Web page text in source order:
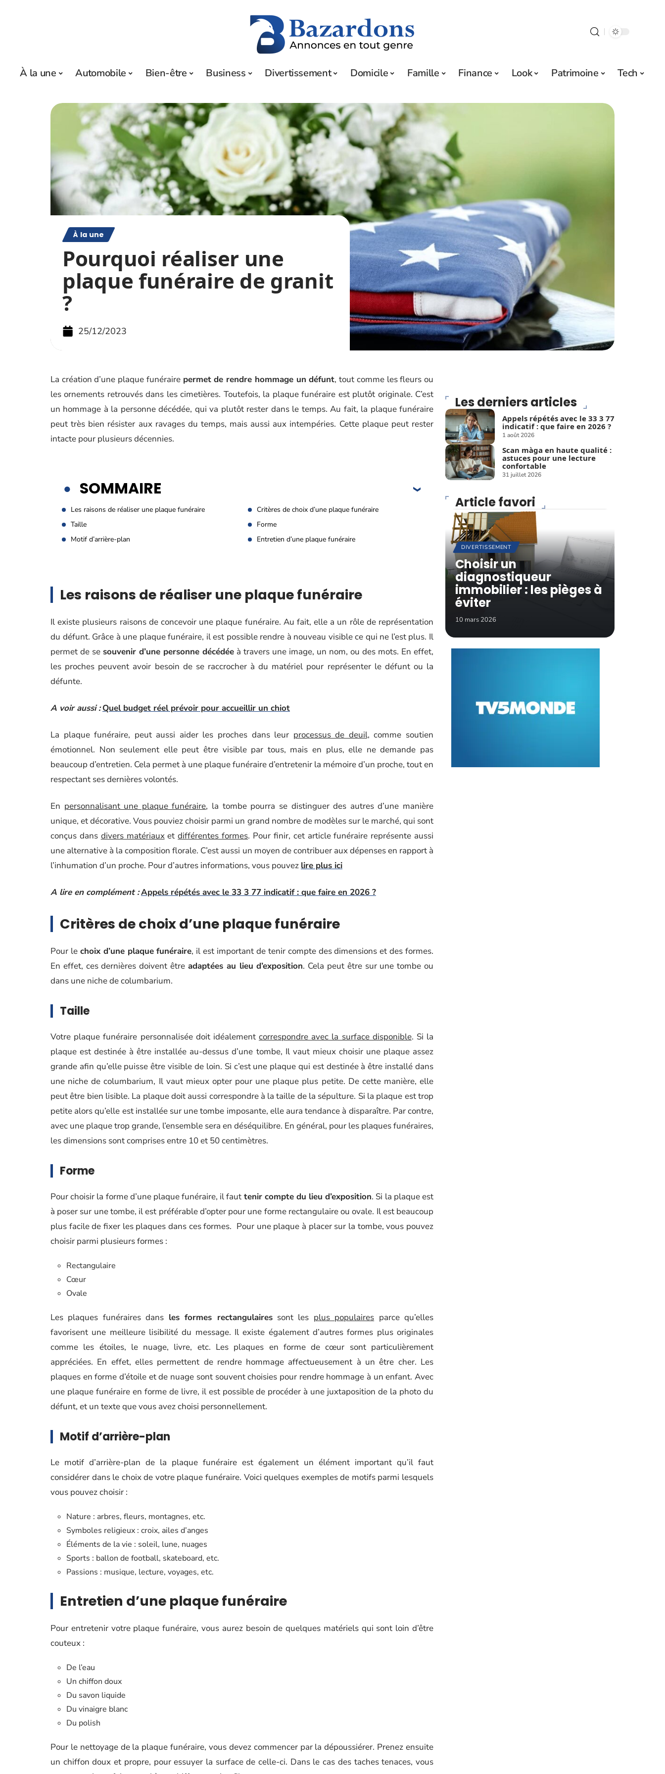
À la une Automobile Bien-être Business Divertissement Domicile Famille Finance Look Patrimoine Tech
À la une
Pourquoi réaliser une
plaque funéraire de granit
?
25/12/2023
La création d’une plaque funéraire permet de rendre hommage un défunt, tout comme les fleurs ou
les ornements retrouvés dans les cimetières. Toutefois, la plaque funéraire est plutôt originale. C’est
un hommage à la personne décédée, qui va plutôt rester dans le temps. Au fait, la plaque funéraire
peut très bien résister aux ravages du temps, mais aussi aux intempéries. Cette plaque peut rester
intacte pour plusieurs décennies.
SOMMAIRE
Les raisons de réaliser une plaque funéraire
Critères de choix d’une plaque funéraire
Taille
Forme
Motif d’arrière-plan
Entretien d’une plaque funéraire
Les raisons de réaliser une plaque funéraire
Il existe plusieurs raisons de concevoir une plaque funéraire. Au fait, elle a un rôle de représentation
du défunt. Grâce à une plaque funéraire, il est possible rendre à nouveau visible ce qui ne l’est plus. Il
permet de se souvenir d’une personne décédée à travers une image, un nom, ou des mots. En effet,
les proches peuvent avoir besoin de se raccrocher à du matériel pour représenter le défunt ou la
défunte.
A voir aussi : Quel budget réel prévoir pour accueillir un chiot
La plaque funéraire, peut aussi aider les proches dans leur processus de deuil, comme soutien
émotionnel. Non seulement elle peut être visible par tous, mais en plus, elle ne demande pas
beaucoup d’entretien. Cela permet à une plaque funéraire d’entretenir la mémoire d’un proche, tout en
respectant ses dernières volontés.
En personnalisant une plaque funéraire, la tombe pourra se distinguer des autres d’une manière
unique, et décorative. Vous pouviez choisir parmi un grand nombre de modèles sur le marché, qui sont
conçus dans divers matériauxetdifférentes formes. Pour finir, cet article funéraire représente aussi
une alternative à la composition florale. C’est aussi un moyen de contribuer aux dépenses en rapport à
l’inhumation d’un proche. Pour d’autres informations, vous pouvez lire plus ici
A lire en complément :Appels répétés avec le 33 3 77 indicatif : que faire en 2026 ?
Critères de choix d’une plaque funéraire
Pour le choix d’une plaque funéraire, il est important de tenir compte des dimensions et des formes.
En effet, ces dernières doivent être adaptées au lieu d’exposition. Cela peut être sur une tombe ou
dans une niche de columbarium.
Taille
Votre plaque funéraire personnalisée doit idéalement correspondre avec la surface disponible. Si la
plaque est destinée à être installée au-dessus d’une tombe, Il vaut mieux choisir une plaque assez
grande afin qu’elle puisse être visible de loin. Si c’est une plaque qui est destinée à être installé dans
une niche de columbarium, Il vaut mieux opter pour une plaque plus petite. De cette manière, elle
peut être bien lisible. La plaque doit aussi correspondre à la taille de la sépulture. Si la plaque est trop
petite alors qu’elle est installée sur une tombe imposante, elle aura tendance à disparaître. Par contre,
avec une plaque trop grande, l’ensemble sera en déséquilibre. En général, pour les plaques funéraires,
les dimensions sont comprises entre 10 et 50 centimètres.
Forme
Pour choisir la forme d’une plaque funéraire, il faut tenir compte du lieu d’exposition. Si la plaque est
à poser sur une tombe, il est préférable d’opter pour une forme rectangulaire ou ovale. Il est beaucoup
plus facile de fixer les plaques dans ces formes. Pour une plaque à placer sur la tombe, vous pouvez
choisir parmi plusieurs formes :
Rectangulaire
Cœur
Ovale
Les plaques funéraires dans les formes rectangulairessont les plus populaires parce qu’elles
favorisent une meilleure lisibilité du message. Il existe également d’autres formes plus originales
comme les étoiles, le nuage, livre, etc. Les plaques en forme de cœur sont particulièrement
appréciées. En effet, elles permettent de rendre hommage affectueusement à un être cher. Les
plaques en forme d’étoile et de nuage sont souvent choisies pour rendre hommage à un enfant. Avec
une plaque funéraire en forme de livre, il est possible de procéder à une juxtaposition de la photo du
défunt, et un texte que vous avez choisi personnellement.
Motif d’arrière-plan
Le motif d’arrière-plan de la plaque funéraire est également un élément important qu’il faut
considérer dans le choix de votre plaque funéraire. Voici quelques exemples de motifs parmi lesquels
vous pouvez choisir :
Nature : arbres, fleurs, montagnes, etc.
Symboles religieux : croix, ailes d’anges
Éléments de la vie : soleil, lune, nuages
Sports : ballon de football, skateboard, etc.
Passions : musique, lecture, voyages, etc.
Entretien d’une plaque funéraire
Pour entretenir votre plaque funéraire, vous aurez besoin de quelques matériels qui sont loin d’être
couteux :
De l’eau
Un chiffon doux
Du savon liquide
Du vinaigre blanc
Du polish
Pour le nettoyage de la plaque funéraire, vous devez commencer par la dépoussiérer. Prenez ensuite
un chiffon doux et propre, pour essuyer la surface de celle-ci. Dans le cas des taches tenaces, vous
Les derniers articles
Appels répétés avec le 33 3 77
indicatif : que faire en 2026 ?
1 août 2026
Scan màga en haute qualité :
astuces pour une lecture
confortable
31 juillet 2026
Article favori
DIVERTISSEMENT
Choisir un
diagnostiqueur
immobilier : les pièges à
éviter
10 mars 2026